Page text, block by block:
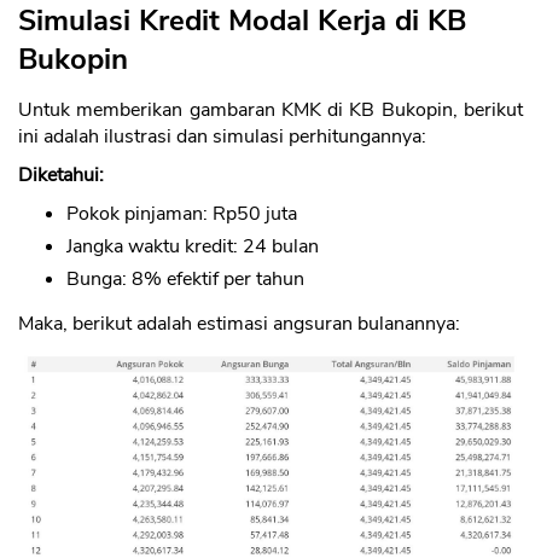
Simulasi Kredit Modal Kerja di KB
Bukopin
Untuk memberikan gambaran KMK di KB Bukopin, berikut
ini adalah ilustrasi dan simulasi perhitungannya:
Diketahui:
Pokok pinjaman: Rp50 juta
Jangka waktu kredit: 24 bulan
Bunga: 8% efektif per tahun
Maka, berikut adalah estimasi angsuran bulanannya: